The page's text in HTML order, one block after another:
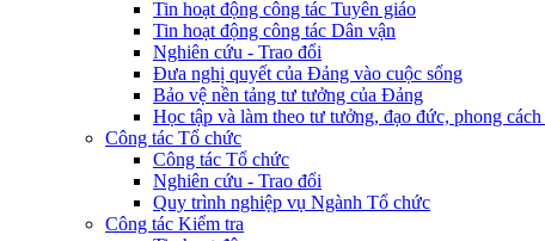
Tin hoạt động công tác Tuyên giáo
Tin hoạt động công tác Dân vận
Nghiên cứu - Trao đổi
Đưa nghị quyết của Đảng vào cuộc sống
Bảo vệ nền tảng tư tưởng của Đảng
Học tập và làm theo tư tưởng, đạo đức, phong
Công tác Tổ chức
Công tác Tổ chức
Nghiên cứu - Trao đổi
Quy trình nghiệp vụ Ngành Tổ chức
Công tác Kiểm tra